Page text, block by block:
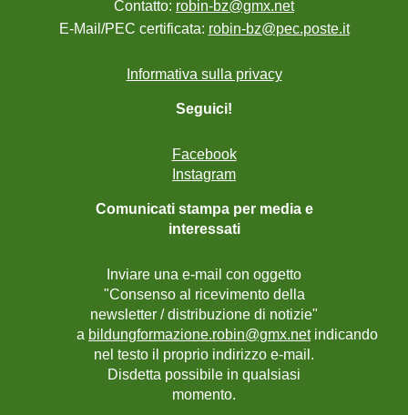
Contatto: robin-bz@gmx.net
E-Mail/PEC certificata: robin-bz@pec.poste.it
Informativa sulla privacy
Seguici!
Facebook
Instagram
Comunicati stampa per media e
interessati
Inviare una e-mail con oggetto
"Consenso al ricevimento della
newsletter / distribuzione di notizie"
a bildungformazione.robin@gmx.netindicando
nel testo il proprio indirizzo e-mail.
Disdetta possibile in qualsiasi
momento.